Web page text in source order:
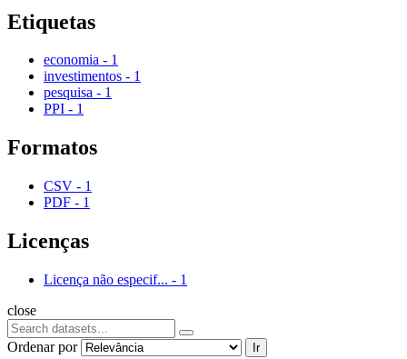
Etiquetas
economia - 1
investimentos - 1
pesquisa - 1
PPI - 1
Formatos
CSV - 1
PDF - 1
Licenças
Licença não especif... - 1
close
Ordenar por Ir